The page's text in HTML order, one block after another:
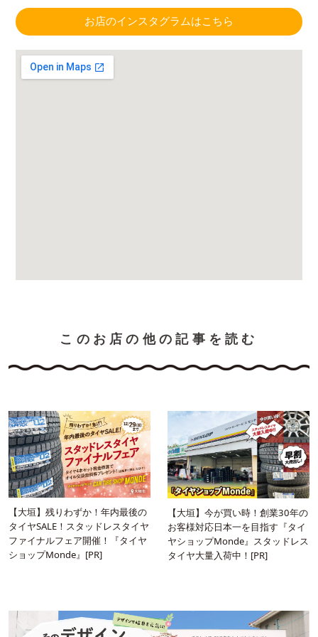
お店のインスタグラムはこちら
このお店の他の記事を読む
【大垣】残りわずか！年内最後の
タイヤSALE！スタッドレスタイヤ
ファイナルフェア開催！『タイヤ
ショップMonde』[PR]
【大垣】今が買い時！創業30年の
お客様対応日本一を目指す『タイ
ヤショップMonde』スタッドレス
タイヤ大量入荷中！[PR]